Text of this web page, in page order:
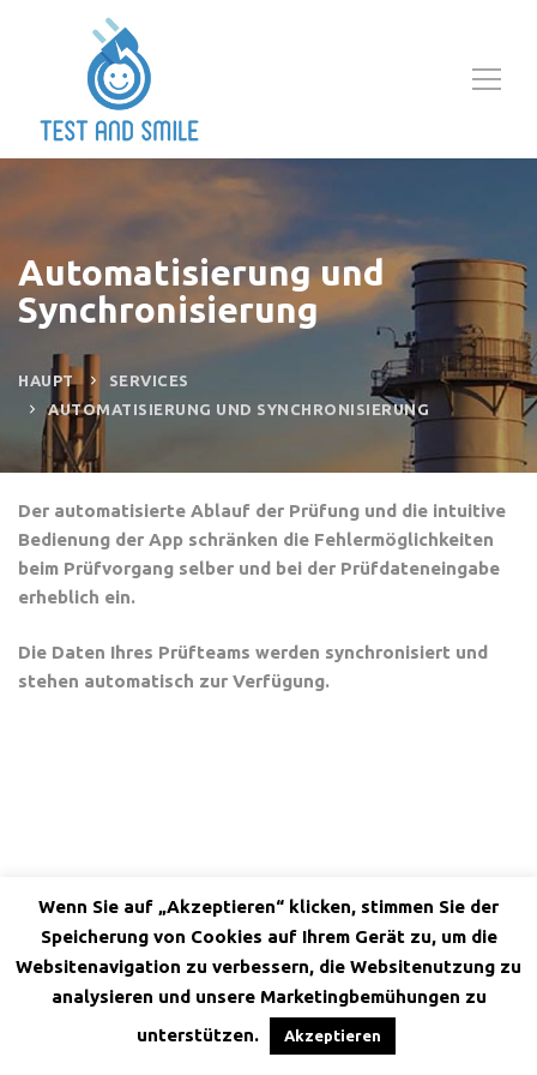
Automatisierung und
Synchronisierung
HAUPT
SERVICES
AUTOMATISIERUNG UND SYNCHRONISIERUNG
Der automatisierte Ablauf der Prüfung und die intuitive
Bedienung der App schränken die Fehlermöglichkeiten
beim Prüfvorgang selber und bei der Prüfdateneingabe
erheblich ein.
Die Daten Ihres Prüfteams werden synchronisiert und
stehen automatisch zur Verfügung.
Wenn Sie auf „Akzeptieren“ klicken, stimmen Sie der
Speicherung von Cookies auf Ihrem Gerät zu, um die
Websitenavigation zu verbessern, die Websitenutzung zu
analysieren und unsere Marketingbemühungen zu
unterstützen.
Akzeptieren